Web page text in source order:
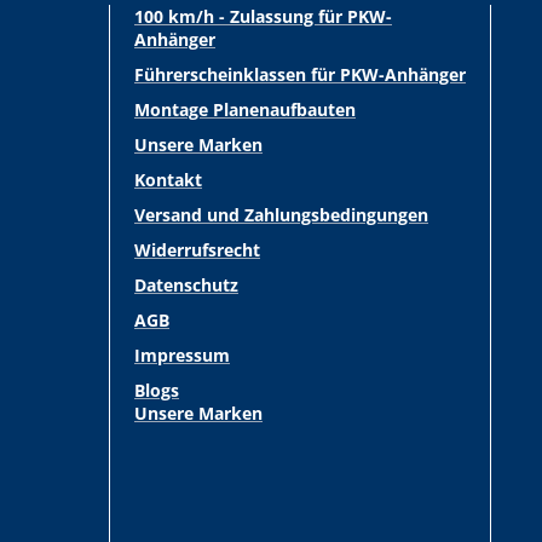
100 km/h - Zulassung für PKW-
Anhänger
Führerscheinklassen für PKW-Anhänger
Montage Planenaufbauten
Unsere Marken
Kontakt
Versand und Zahlungsbedingungen
Widerrufsrecht
Datenschutz
AGB
Impressum
Blogs
Unsere Marken